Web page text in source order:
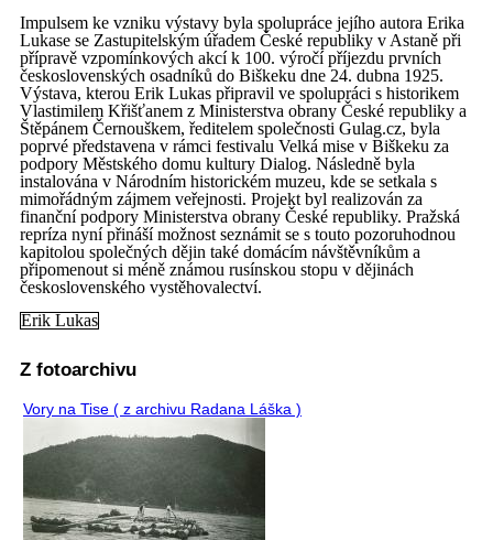
Impulsem ke vzniku výstavy byla spolupráce jejího autora Erika
Lukase se Zastupitelským úřadem České republiky v Astaně při
přípravě vzpomínkových akcí k 100. výročí příjezdu prvních
československých osadníků do Biškeku dne 24. dubna 1925.
Výstava, kterou Erik Lukas připravil ve spolupráci s historikem
Vlastimilem Křišťanem z Ministerstva obrany České republiky a
Štěpánem Černouškem, ředitelem společnosti Gulag.cz, byla
poprvé představena v rámci festivalu Velká mise v Biškeku za
podpory Městského domu kultury Dialog. Následně byla
instalována v Národním historickém muzeu, kde se setkala s
mimořádným zájmem veřejnosti. Projekt byl realizován za
finanční podpory Ministerstva obrany České republiky. Pražská
repríza nyní přináší možnost seznámit se s touto pozoruhodnou
kapitolou společných dějin také domácím návštěvníkům a
připomenout si méně známou rusínskou stopu v dějinách
československého vystěhovalectví.
Erik Lukas
Z fotoarchivu
Vory na Tise ( z archivu Radana Láška )